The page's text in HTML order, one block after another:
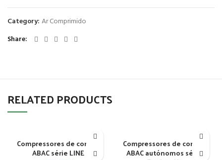
Category: Ar Comprimido
Share
RELATED PRODUCTS
Compressores de correia
ABAC série LINE
Compressores de correia
ABAC autónomos série